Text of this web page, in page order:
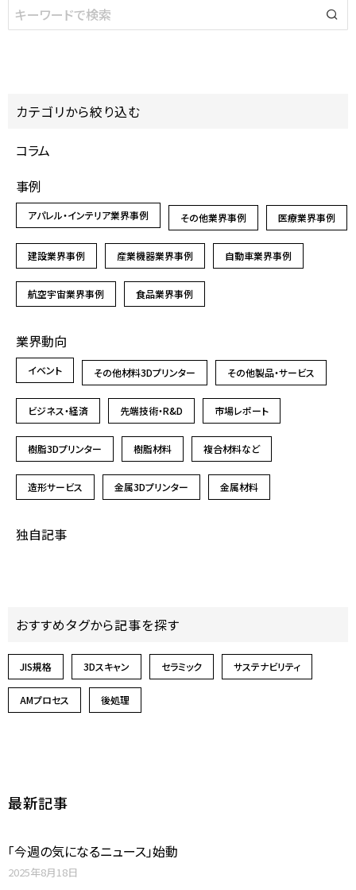
カテゴリから絞り込む
コラム
事例
アパレル・インテリア業界事例 その他業界事例 医療業界事例
建設業界事例 産業機器業界事例 自動車業界事例
航空宇宙業界事例 食品業界事例
業界動向
イベント その他材料3Dプリンター その他製品・サービス
ビジネス・経済 先端技術・R&D 市場レポート
樹脂3Dプリンター 樹脂材料 複合材料など
造形サービス 金属3Dプリンター 金属材料
独自記事
おすすめタグから記事を探す
JIS規格 3Dスキャン セラミック サステナビリティ
AMプロセス 後処理
最新記事
「今週の気になるニュース」始動
2025年8月18日